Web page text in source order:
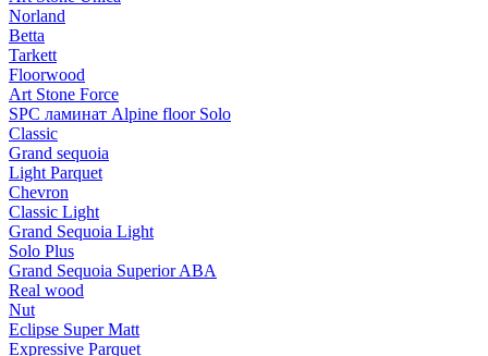
Norland
Betta
Tarkett
Floorwood
Art Stone Force
SPC ламинат Alpine floor Solo
Classic
Grand sequoia
Light Parquet
Chevron
Classic Light
Grand Sequoia Light
Solo Plus
Grand Sequoia Superior ABA
Real wood
Nut
Eclipse Super Matt
Expressive Parquet